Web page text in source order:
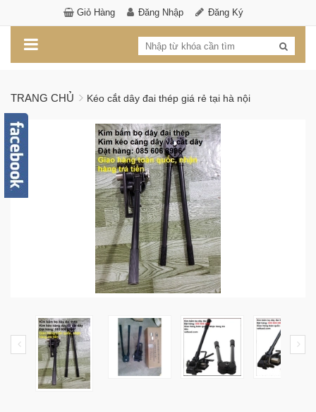
Giỏ Hàng Đăng Nhập Đăng Ký
TRANG CHỦ Kéo cắt dây đai thép giá rẻ tại hà nội